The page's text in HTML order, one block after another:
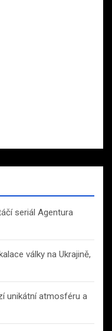
seriál Agentura
války na Ukrajině,
unikátní atmosféru a